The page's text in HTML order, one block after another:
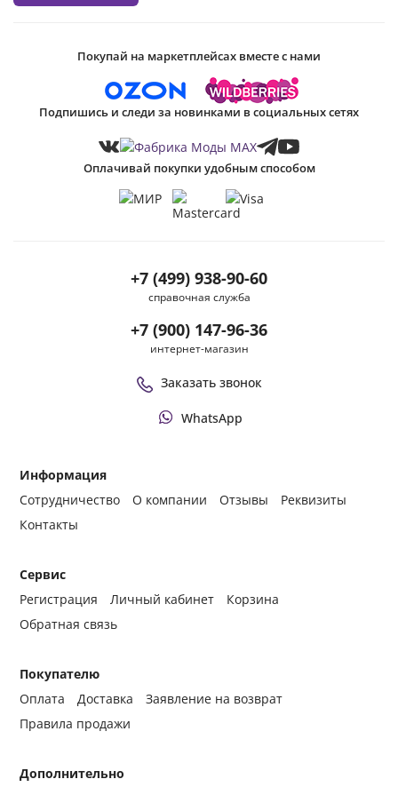
Информация
Сотрудничество
О компании Отзывы
Реквизиты
Контакты
Сервис
Регистрация
Личный кабинет
Корзина
Обратная связь
Покупателю
Оплата
Доставка
Заявление на возврат
Правила продажи
Дополнительно
+7 (499) 938-90-60
справочная служба
+7 (900) 147-96-36
интернет-магазин
Заказать звонок
WhatsApp
Покупай на маркетплейсах вместе с нами
Подпишись и следи за новинками в социальных сетях
Оплачивай покупки удобным способом